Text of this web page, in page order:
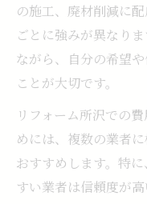
の施工、廃材削減に
ごとに強みが異なり
ながら、自分の希望
ことが大切です。
リフォーム所沢での
めには、複数の業者
おすすめします。特
すい業者は信頼度が高